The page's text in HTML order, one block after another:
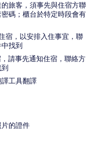
旅客，須事先與住宿方聯
碼；櫃台於特定時段會有
宿，以安排入住事宜，聯
找到
請事先通知住宿，聯絡方
工具翻譯
的證件